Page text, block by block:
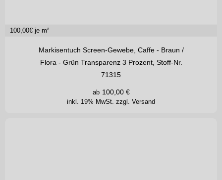
100,00€ je m²
Markisentuch Screen-Gewebe, Caffe - Braun /
Flora - Grün Transparenz 3 Prozent, Stoff-Nr.
71315
inkl. 19% MwSt. zzgl. Versand
ab 100,00€